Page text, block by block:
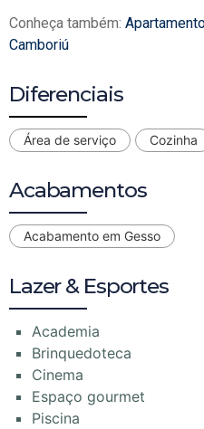
Conheça também:
Camboriú
Diferenciais
Área de serviço Cozinha
Acabamentos
Acabamento em Gesso
Lazer & Esportes
Academia
Brinquedoteca
Cinema
Espaço gourmet
Piscina